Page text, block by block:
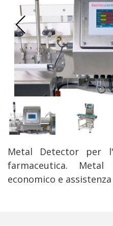
Metal Detector per
farmaceutica.
economico e